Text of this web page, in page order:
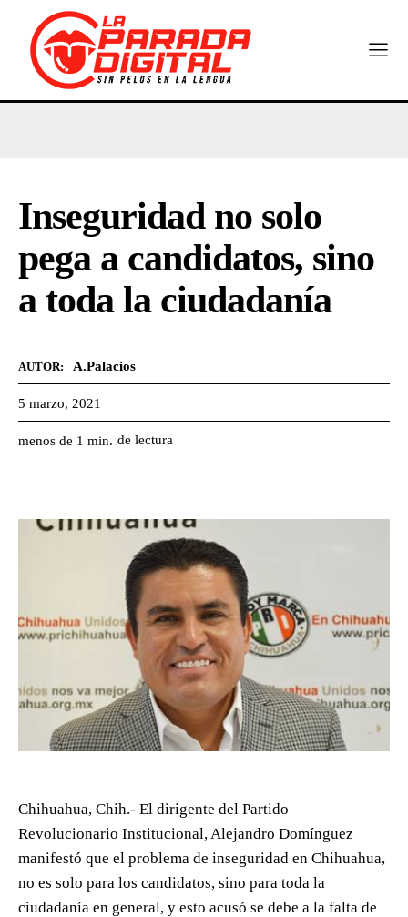
Inseguridad no solo
pega a candidatos, sino
a toda la ciudadanía
AUTOR: A.Palacios
5 marzo, 2021
menos de 1 min. de lectura
Chihuahua, Chih.- El dirigente del Partido
Revolucionario Institucional, Alejandro Domínguez
manifestó que el problema de inseguridad en Chihuahua,
no es solo para los candidatos, sino para toda la
ciudadanía en general, y esto acusó se debe a la falta de